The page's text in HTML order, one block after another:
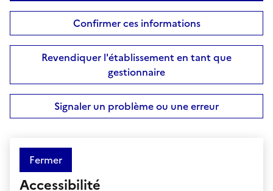
Confirmer ces informations
Revendiquer l'établissement en tant que
gestionnaire
Signaler un problème ou une erreur
Fermer
Accessibilité